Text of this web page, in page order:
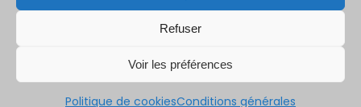
Refuser
Voir les préférences
Politique de cookiesConditions générales
Conditions d'utilisation Polices des cookies